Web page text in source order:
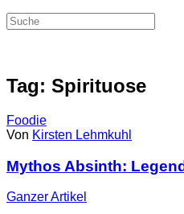
Tag: Spirituose
Foodie
Von Kirsten Lehmkuhl
Mythos Absinth:
GanzerArtikel